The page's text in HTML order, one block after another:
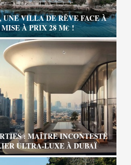
UNE VILLA DE RÊVE FACE À
À PRIX 28 M€ !
: MAÎTRE INCONTESTÉ
ULTRA-LUXE À DUBAÏ